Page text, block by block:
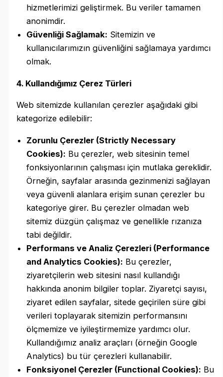
hizmetlerimizi geliştirmek. Bu veriler tamamen
anonimdir.
Güvenliği Sağlamak: Sitemizin ve
kullanıcılarımızın güvenliğini sağlamaya yardımcı
olmak.
4. Kullandığımız Çerez Türleri
Web sitemizde kullanılan çerezler aşağıdaki gibi
kategorize edilebilir:
Zorunlu Çerezler (Strictly Necessary
Cookies): Bu çerezler, web sitesinin temel
fonksiyonlarının çalışması için mutlaka gereklidir.
Örneğin, sayfalar arasında gezinmenizi sağlayan
veya güvenli alanlara erişim sunan çerezler bu
kategoriye girer. Bu çerezler olmadan web
sitemiz düzgün çalışmaz ve genellikle rızanıza
tabi değildir.
Performans ve Analiz Çerezleri (Performance
and Analytics Cookies): Bu çerezler,
ziyaretçilerin web sitesini nasıl kullandığı
hakkında anonim bilgiler toplar. Ziyaretçi sayısı,
ziyaret edilen sayfalar, sitede geçirilen süre gibi
verileri toplayarak sitemizin performansını
ölçmemize ve iyileştirmemize yardımcı olur.
Kullandığımız analiz araçları (örneğin Google
Analytics) bu tür çerezleri kullanabilir.
Fonksiyonel Çerezler (Functional Cookies): Bu